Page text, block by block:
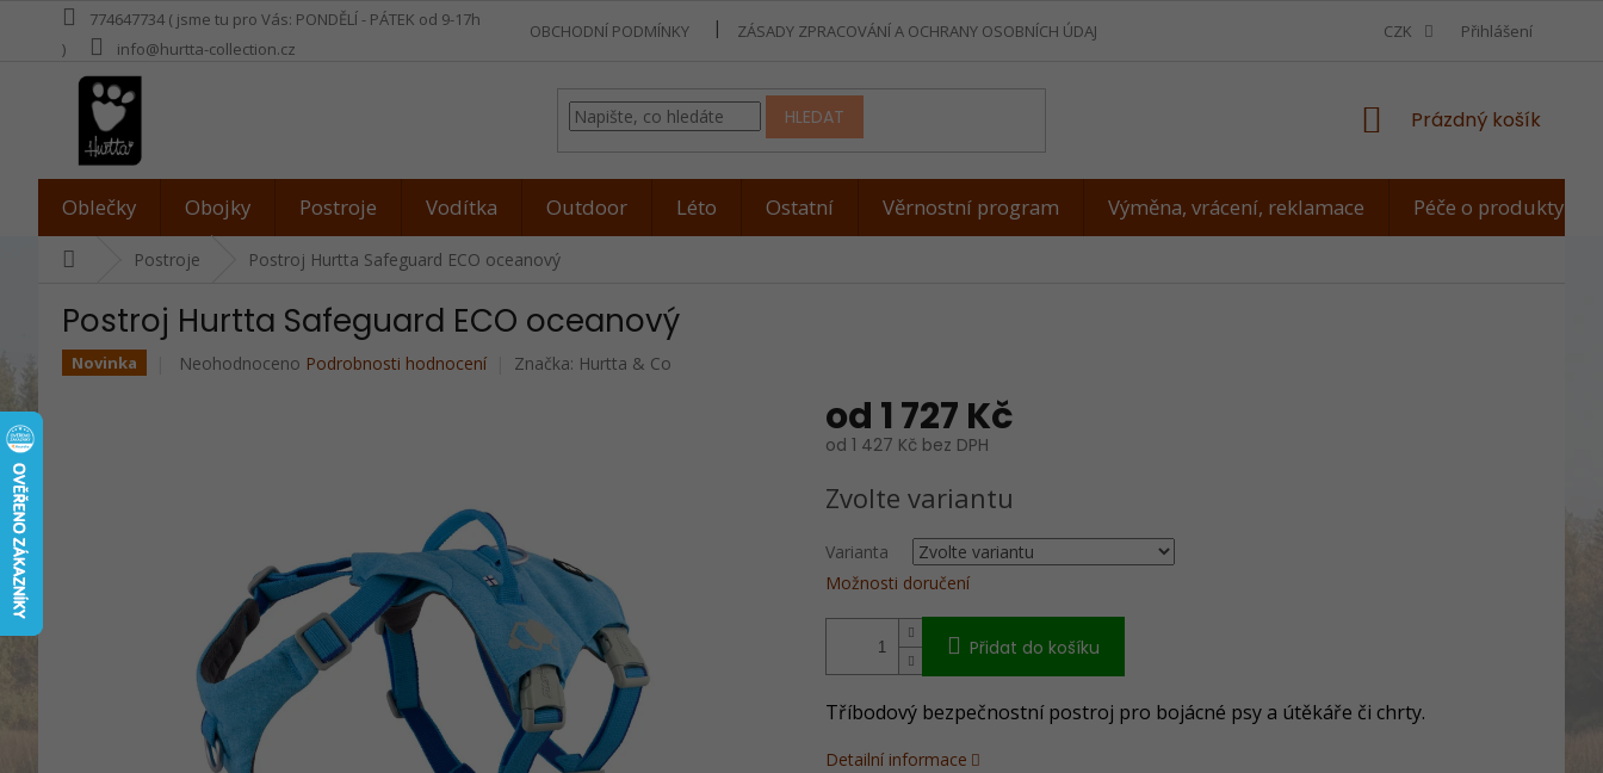
774647734 ( jsme tu pro Vás: PONDĚLÍ - PÁTEK od 9-17h
)
info@hurtta-collection.cz
OBCHODNÍ PODMÍNKY ZÁSADY ZPRACOVÁNÍ A OCHRANY OSOBNÍCH ÚDAJŮ JAK ZMĚŘIT PSA
CZK Přihlášení
HLEDAT
NÁKUPNÍ
Prázdný košík
Oblečky Obojky Postroje Vodítka Outdoor Léto Ostatní Věrnostní program Výměna, vrácení, reklamace Péče o produkty
Postroje Postroj Hurtta Safeguard ECO oceanový
Postroj Hurtta Safeguard ECO oceanový
Novinka
Průměrné
Neohodnoceno Podrobnosti hodnocení Značka: Hurtta & Co
od 1 727 Kč
od 1 427 Kč bez DPH
cena:
Zvolte variantu
Varianta
Možnosti doručení
Přidat do košíku
Tříbodový bezpečnostní postroj pro bojácné psy a útěkáře či chrty.
Detailní informace